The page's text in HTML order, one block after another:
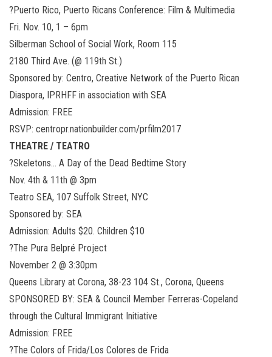
?Puerto Rico, Puerto Ricans Conference: Film & Multimedia
Fri. Nov. 10, 1 – 6pm
Silberman School of Social Work, Room 115
2180 Third Ave. (@ 119th St.)
Sponsored by: Centro, Creative Network of the Puerto Rican
Diaspora, IPRHFF in association with SEA
Admission: FREE
RSVP: centropr.nationbuilder.com/prfilm2017
THEATRE / TEATRO
?Skeletons… A Day of the Dead Bedtime Story
Nov. 4th & 11th @ 3pm
Teatro SEA, 107 Suffolk Street, NYC
Sponsored by: SEA
Admission: Adults $20. Children $10
?The Pura Belpré Project
November 2 @ 3:30pm
Queens Library at Corona, ‪38-23 104‬ St., Corona, Queens
SPONSORED BY: SEA & Council Member Ferreras-Copeland
through the Cultural Immigrant Initiative
Admission: FREE
?The Colors of Frida/Los Colores de Frida